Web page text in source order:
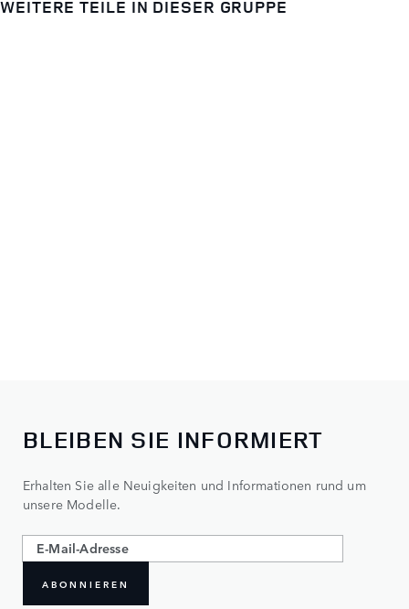
WEITERE TEILE IN DIESER GRUPPE
BLEIBEN SIE INFORMIERT
Erhalten Sie alle Neuigkeiten und Informationen rund um
unsere Modelle.
ABONNIEREN